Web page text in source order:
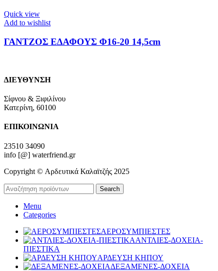
Quick view
Add to wishlist
ΓΑΝΤΖΟΣ ΕΔΑΦΟΥΣ Φ16-20 14,5cm
ΔΙΕΥΘΥΝΣΗ
Σίφνου & Ξιφιλίνου
Κατερίνη, 60100
ΕΠΙΚΟΙΝΩΝΙΑ
23510 34090
info [@] waterfriend.gr
Copyright © Αρδευτικά Καλαϊτζής 2025
Search
Menu
Categories
ΑΕΡΟΣΥΜΠΙΕΣΤΕΣ
ΑΝΤΛΙΕΣ-ΔΟΧΕΙΑ-
ΠΙΕΣΤΙΚΑ
ΑΡΔΕΥΣΗ ΚΗΠΟΥ
ΔΕΞΑΜΕΝΕΣ-ΔΟΧΕΙΑ